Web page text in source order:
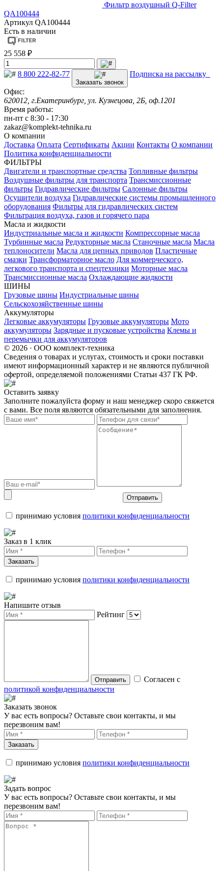
Фильтр воздушный Q-Filter
QA100444
Артикул QA100444
Есть в наличии
25 558 ₽
8 800 222-82-77
Заказать звонок
Подписка на рассылку
Офис:
620012, г.Екатеринбург, ул. Кузнецова, 2Б, оф.1201
Время работы:
пн-пт с 8:30 - 17:30
zakaz@komplekt-tehnika.ru
О компании
Доставка Оплата Сертификаты Акции Контакты О компании
Политика конфиденциальности
ФИЛЬТРЫ
Двигатели и транспортные средства Топливные фильтры
Воздушные фильтры для транспорта Трансмиссионные
фильтры Гидравлические фильтры Салонные фильтры
Осушители воздуха Гидравлические системы промышленного
оборудования Фильтры для гидравлических систем
Фильтрация воздуха, газов и горячего пара
Масла и жидкости
Индустриальные масла и жидкости Компрессорные масла
Турбинные масла Редукторные масла Станочные масла Масла
теплоносители Масла для цепных приводов Пластичные
смазки Трансформаторное масло Для коммерческого,
легкового транспорта и спецтехники Моторные масла
Трансмиссионные масла Охлаждающие жидкости
ШИНЫ
Грузовые шины Индустриальные шины
Сельскохозяйственные шины
Аккумуляторы
Легковые аккумуляторы Грузовые аккумуляторы Мото
аккумуляторы Зарядные и пусковые устройства Клемы и
перемычки для аккумуляторов
© 2026 · ООО комплект-техника
Сведения о товарах и услугах, стоимость и сроки поставки
имеют информационный характер и не являются публичной
офертой, определяемой положениями Статьи 437 ГК РФ.
Оставить заявку
Заполните пожалуйста форму и наш менеджер скоро свяжется
с вами. Все поля являются обязательными для заполнения.
Отправить
принимаю условия политики конфиденциальности
Заказ в 1 клик
Заказать
принимаю условия политики конфиденциальности
Напишите отзыв
Рейтинг
Отправить
Согласен с
политикой конфиденциальности
Заказать звонок
У вас есть вопросы? Оставьте свои контакты, и мы
перезвоним вам!
Заказать
принимаю условия политики конфиденциальности
Задать вопрос
У вас есть вопросы? Оставьте свои контакты, и мы
перезвоним вам!